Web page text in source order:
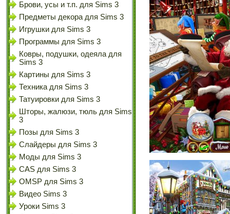
Брови, усы и т.п. для Sims 3
Предметы декора для Sims 3
Игрушки для Sims 3
Программы для Sims 3
Ковры, подушки, одеяла для
Sims 3
Картины для Sims 3
Техника для Sims 3
Татуировки для Sims 3
Шторы, жалюзи, тюль для Sims
3
Позы для Sims 3
Слайдеры для Sims 3
Моды для Sims 3
CAS для Sims 3
OMSP для Sims 3
Видео Sims 3
Уроки Sims 3